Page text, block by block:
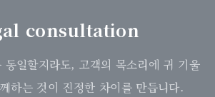
consultation
동일할지라도, 고객의 목소리에 귀 기울
하는 것이 진정한 차이를 만듭니다.